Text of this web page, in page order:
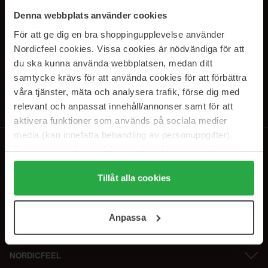
Denna webbplats använder cookies
För att ge dig en bra shoppingupplevelse använder
Nordicfeel cookies. Vissa cookies är nödvändiga för att
du ska kunna använda webbplatsen, medan ditt
samtycke krävs för att använda cookies för att förbättra
våra tjänster, mäta och analysera trafik, förse dig med
relevant och anpassat innehåll/annonser samt för att
aktivera funktioner som används på sociala medier
media (kan innefatta behandling av personuppgifter).
Genom att trycka på "Tillåt alla cookies" accepterar du
alla cookies, medan du under "Detaljer" kan anpassa
användningen av cookies. Du kan när som helst återkalla
samt vår Integritetspolicy.
Tillåt alla cookies
Anpassa
PRENUMERERA PÅ VÅRA
NYHETSBREV
E-postadress
Genom att prenumerera accepterar du vårIntegritetspolicy.
NORDICFEEL